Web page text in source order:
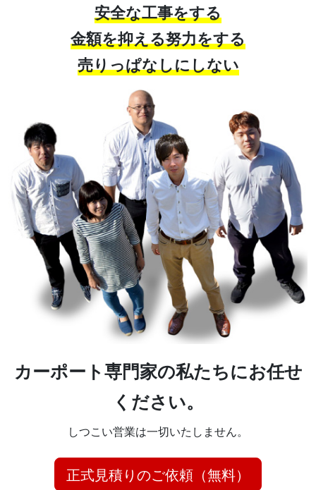
安全な工事をする
金額を抑える努力をする
売りっぱなしにしない
カーポート専門家の私たちにお任せ
ください。
しつこい営業は一切いたしません。
正式見積りのご依頼（無料）